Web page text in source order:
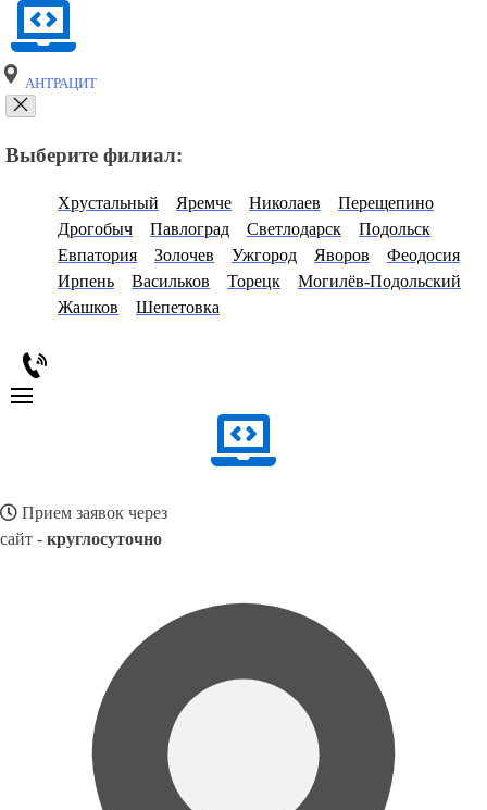
АНТРАЦИТ
Выберите филиал:
Хрустальный Яремче Николаев
Перещепино
Дрогобыч
Павлоград Светлодарск
Подольск
Евпатория
Золочев Ужгород Яворов
Феодосия
Ирпень
Васильков Торецк
Могилёв-Подольский
Жашков
Шепетовка
Прием заявок через
сайт - круглосуточно